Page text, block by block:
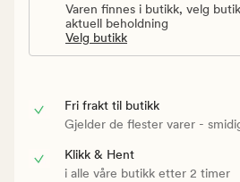
Varen finnes i butikk, velg
aktuell beholdning
Velg butikk
Fri frakt til butikk
Gjelder de flester varer -
Klikk & Hent
i alle våre butikk etter 2 timer